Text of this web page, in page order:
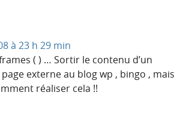
à 23 h 29 min
( ) … Sortir le contenu d’un
externe au blog wp , bingo , mais
réaliser cela !!